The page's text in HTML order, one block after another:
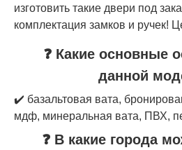
изготовить такие двери под
комплектация замков и ручек!
❓ Какие основные
данной
✔️ базальтовая вата,
мдф, минеральная вата, ПВХ,
❓ В какие города